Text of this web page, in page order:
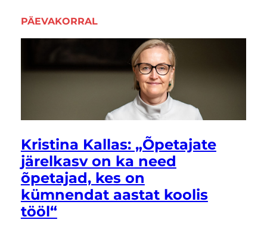
PÄEVAKORRAL
Kristina Kallas: „Õpetajate
järelkasv on ka need
õpetajad, kes on
kümnendat aastat koolis
tööl“